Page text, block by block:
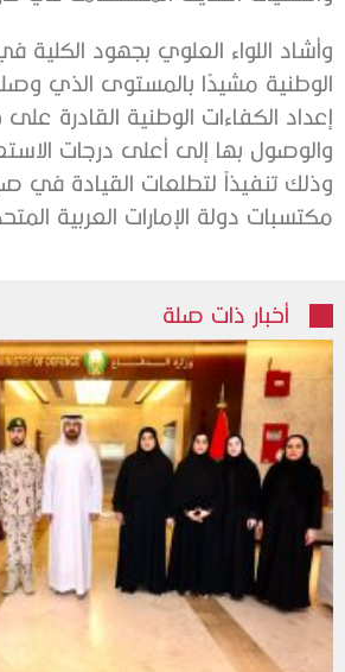
وأشاد اللواء العلوي بجهود الكلية
الوطنية مشيدًا بالمستوى الذي
إعداد الكفاءات الوطنية القادرة
والوصول بها إلى أعلى درجات
وذلك تنفيذاً لتطلعات القيادة في
مكتسبات دولة الإمارات العربية
أخبار ذات صلة